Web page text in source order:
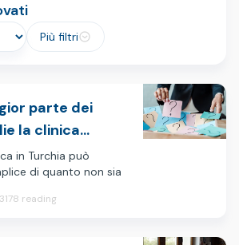
Più filtri
parte dei
la clinica
(e come
giusta)
in Turchia può
di quanto non sia
3178 reading